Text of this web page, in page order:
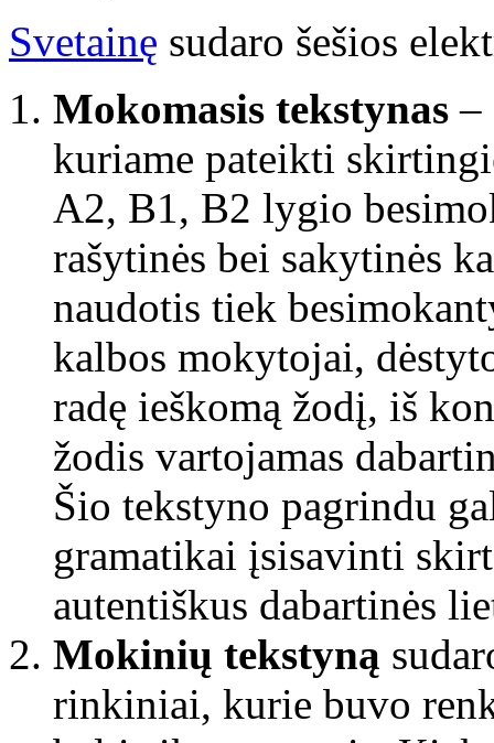
Svetainę sudaro šešios
Mokomasis tekstynas –
kuriame pateikti
A2, B1, B2 lygio
rašytinės bei sakytinės
naudotis tiek
kalbos mokytojai,
radę ieškomą žodį, iš
žodis vartojamas
Šio tekstyno pagrindu
gramatikai įsisavinti
autentiškus dabartinės
Mokinių tekstyną
rinkiniai, kurie buvo